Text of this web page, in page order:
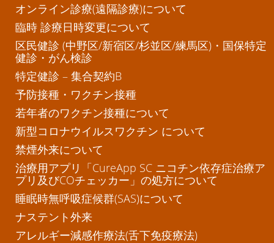
オンライン診療(遠隔診療)について
臨時 診療日時変更について
区民健診 (中野区/新宿区/杉並区/練馬区)・国保特定
健診・がん検診
特定健診 – 集合契約B
予防接種・ワクチン接種
若年者のワクチン接種について
新型コロナウイルスワクチン について
禁煙外来について
治療用アプリ「CureApp SC ニコチン依存症治療ア
プリ及びCOチェッカー」の処方について
睡眠時無呼吸症候群(SAS)について
ナステント外来
アレルギー減感作療法(舌下免疫療法)